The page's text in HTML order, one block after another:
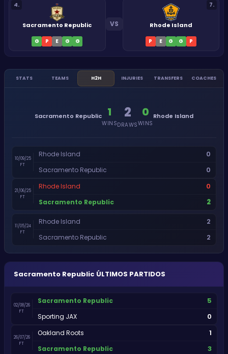
4.
Sacramento Republic
G P E G G
VS
7.
Rhode Island
P E G G P
STATS TEAMS H2H INJURIES TRANSFERS COACHES
Sacramento Republic 1
WINS
2
DRAWS
0
WINS
Rhode Island
10/09/25
FT
Rhode Island 0
Sacramento Republic 0
21/06/25
FT
Rhode Island 0
Sacramento Republic 2
11/05/24
FT
Rhode Island 2
Sacramento Republic 2
Sacramento Republic ÚLTIMOS PARTIDOS
02/08/26
FT
Sacramento Republic 5
Sporting JAX 0
26/07/26
FT
Oakland Roots 1
Sacramento Republic 3